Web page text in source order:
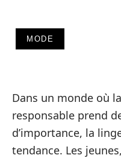
MODE
Dans un monde où
responsable prend
d’importance, la
tendance. Les